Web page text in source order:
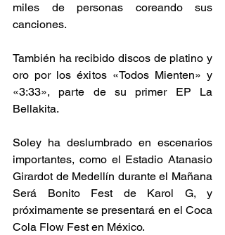
miles de personas coreando sus
canciones.
También ha recibido discos de platino y
oro por los éxitos «Todos Mienten» y
«3:33», parte de su primer EP La
Bellakita.
Soley ha deslumbrado en escenarios
importantes, como el Estadio Atanasio
Girardot de Medellín durante el Mañana
Será Bonito Fest de Karol G, y
próximamente se presentará en el Coca
Cola Flow Fest en México.